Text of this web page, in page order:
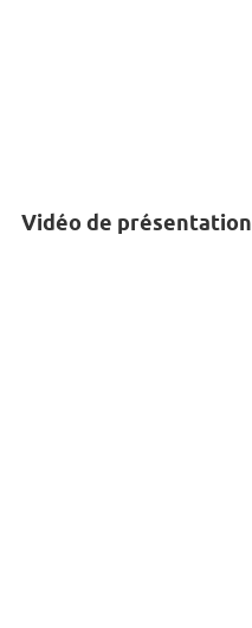
Vidéo de présentation